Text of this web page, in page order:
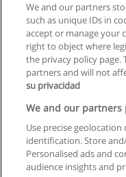
+
We and our partners
such as unique IDs in
accept or manage your
right to object where
the privacy policy page.
partners and will not
su privacidad
We and our partners
Use precise
identification. Store
Personalised ads and
audience insights and